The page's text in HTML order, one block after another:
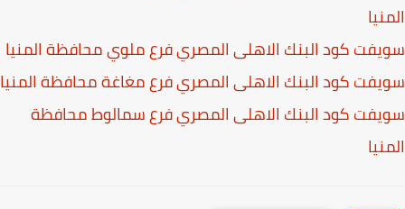
الاهلى المصري فرع ملوي محافظة المنيا
الاهلى المصري فرع مغاغة محافظة المنيا
الاهلى المصري فرع سمالوط محافظة